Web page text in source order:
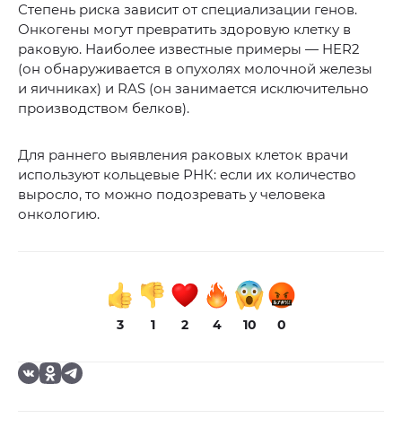
Степень риска зависит от специализации генов.
Онкогены могут превратить здоровую клетку в
раковую. Наиболее известные примеры — HER2
(он обнаруживается в опухолях молочной железы
и яичниках) и RAS (он занимается исключительно
производством белков).
Для раннего выявления раковых клеток врачи
используют кольцевые РНК: если их количество
выросло, то можно подозревать у человека
онкологию.
3 1 2 4 10 0